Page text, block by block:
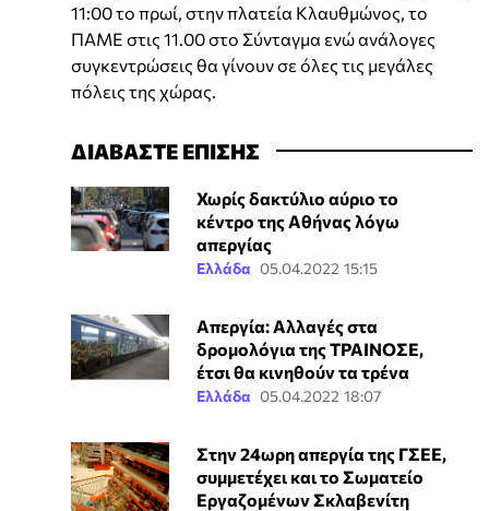
11:00 το πρωί, στην πλατεία Κλαυθμώνος, το
ΠΑΜΕ στις 11.00 στο Σύνταγμα ενώ ανάλογες
συγκεντρώσεις θα γίνουν σε όλες τις μεγάλες
πόλεις της χώρας.
ΔΙΑΒΑΣΤΕ ΕΠΙΣΗΣ
Χωρίς δακτύλιο αύριο το
κέντρο της Αθήνας λόγω
απεργίας
Ελλάδα 05.04.2022 15:15
Απεργία: Αλλαγές στα
δρομολόγια της ΤΡΑΙΝΟΣΕ,
έτσι θα κινηθούν τα τρένα
Ελλάδα 05.04.2022 18:07
Στην 24ωρη απεργία της ΓΣΕΕ,
συμμετέχει και το Σωματείο
Εργαζομένων Σκλαβενίτη